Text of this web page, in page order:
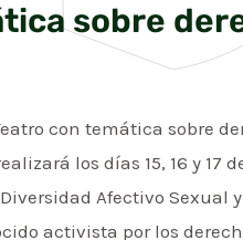
sobre
con temática sobre
los días 15, 16 y 17
Afectivo Sexual
activista por los